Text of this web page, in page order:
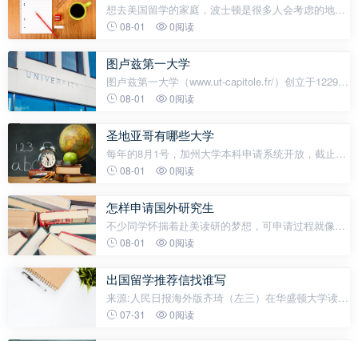
想去美国留学的家庭，波士顿是很多人会考虑的地
区。波士顿不仅坐拥一大片世界顶级名校，而且遍布
融、IT、私立教育是波士顿的四大支柱
08-01 0阅读
图卢兹第一大学
图卢兹第一大学（www.ut-capitole.fr/）创立于1229
年，本部位于图卢兹市中心，并设有多处分校园，在
生以其优异的成绩和突出的能力表现
08-01 0阅读
圣地亚哥有哪些大学
每年的8月1号，加州大学本科申请系统开放，截止到
11月30。加州大学10所分校里9所能够招收本科的分
有七个（学院）校区，在申请系统里，要
08-01 0阅读
怎样申请国外研究生
不少同学怀揣着赴美读研的梦想，可申请过程就像一
场复杂的迷宫游戏，环节众多，让人晕头转向。别
关键要点，帮你理清思路，轻松应对。申
08-01 0阅读
出国留学推荐信找谁写
来源:人民日报海外版齐琦（左三）在华盛顿大学读书
时与中国留学生共庆春节。受访者供图申请留学时，
07-31 0阅读